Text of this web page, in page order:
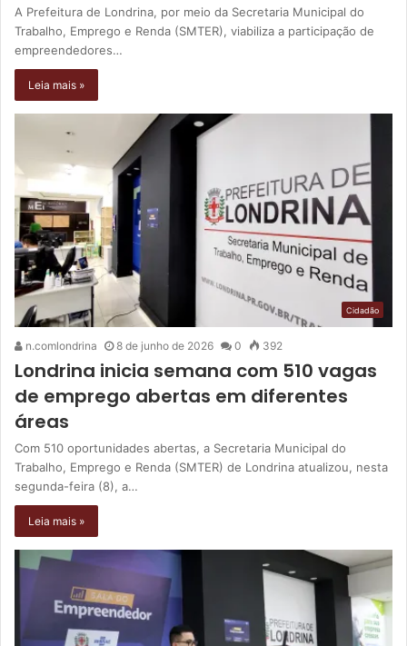
A Prefeitura de Londrina, por meio da Secretaria Municipal do
Trabalho, Emprego e Renda (SMTER), viabiliza a participação de
empreendedores…
Leia mais »
Cidadão
n.comlondrina 8 de junho de 2026 0 392
Londrina inicia semana com 510 vagas
de emprego abertas em diferentes
áreas
Com 510 oportunidades abertas, a Secretaria Municipal do
Trabalho, Emprego e Renda (SMTER) de Londrina atualizou, nesta
segunda-feira (8), a…
Leia mais »